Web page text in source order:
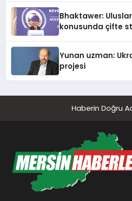
Bhaktawer:
konusunda çifte
Yunan uzman:
projesi
Haberin Doğru